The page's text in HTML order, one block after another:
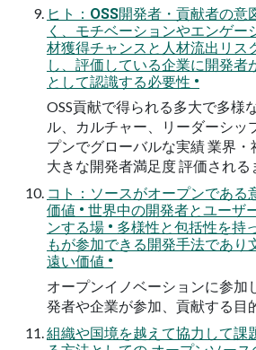
ヒト：OSS開発者・貢献者の意
く、モチベーションやエンゲー
材獲得チャンスと人材流出リス
し、評価している企業に開発者
として認識する必要性 •
OSS貢献で得られる多大で多様
ル、カルチャー、リーダーシッ
プンでグローバルな実績 業界・
大きな開発者満足度 評価される
コト：ソースがオープンである
価値 • 世界中の開発者とユーザ
ンする場 • 多様性と包括性を持
もが参加できる開発手法であり
遠い価値 •
オープンイノベーションに参加
発者や企業が参加、貢献する目
組織や国境を越えて協力して課